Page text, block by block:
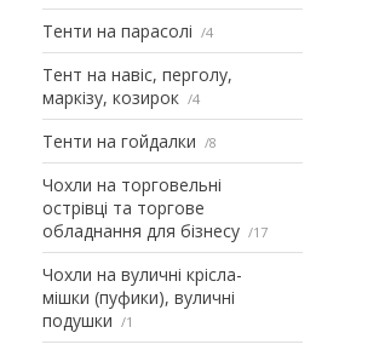
Тенти на парасолі 4
Тент на навіс, перголу,
маркізу, козирок
4
Тенти на гойдалки 8
Чохли на торговельні
острівці та торгове
обладнання для бізнесу
17
Чохли на вуличні крісла-
мішки (пуфики), вуличні
подушки
1